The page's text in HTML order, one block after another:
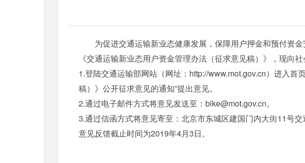
为促进交通运输新业态健康发展，保障用户押金和预付资金
《交通运输新业态用户资金管理办法（征求意见稿）》，现向
1.登陆交通运输部网站（网址：http://www.mot.gov.cn）进入首
稿）》公开征求意见的通知”提出意见。
2.通过电子邮件方式将意见发送至：bike@mot.gov.cn。
3.通过信函方式将意见寄至：北京市东城区建国门内大街11号
意见反馈截止时间为2019年4月3日。